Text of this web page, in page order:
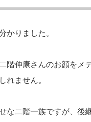
かりました。
階伸康さんのお顔をメ
れません。
な二階一族ですが、後